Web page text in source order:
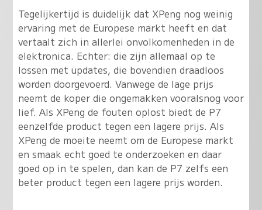
Tegelijkertijd is duidelijk dat XPeng nog weinig
ervaring met de Europese markt heeft en dat
vertaalt zich in allerlei onvolkomenheden in de
elektronica. Echter: die zijn allemaal op te
lossen met updates, die bovendien draadloos
worden doorgevoerd. Vanwege de lage prijs
neemt de koper die ongemakken vooralsnog voor
lief. Als XPeng de fouten oplost biedt de P7
eenzelfde product tegen een lagere prijs. Als
XPeng de moeite neemt om de Europese markt
en smaak echt goed te onderzoeken en daar
goed op in te spelen, dan kan de P7 zelfs een
beter product tegen een lagere prijs worden.